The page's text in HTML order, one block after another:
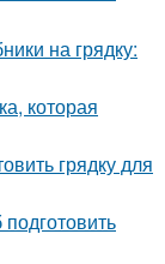
на грядку:
которая
грядку для